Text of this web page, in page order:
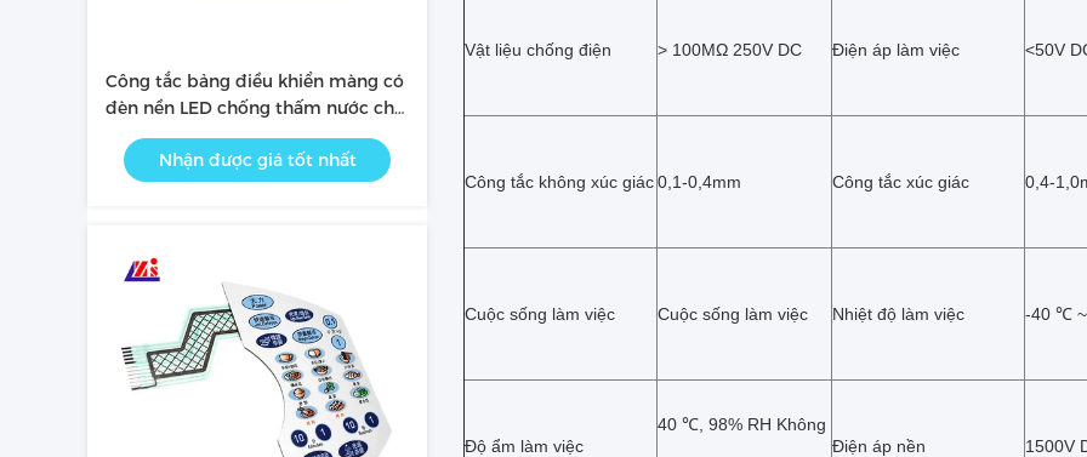
Công tắc bảng điều khiển màng có
đèn nền LED chống thấm nước cho
các thiết bị công nghiệp
Nhận được giá tốt nhất
Vật liệu chống điện > 100MΩ 250V DC Điện áp làm việc <50V
Công tắc không xúc giác0,1-0,4mm Công tắc xúc giác 0,4-
Cuộc sống làm việc Cuộc sống làm việc Nhiệt độ làm việc -40 ℃
Độ ẩm làm việc
40 ℃, 98% RH Không
Điện áp nền 1500V